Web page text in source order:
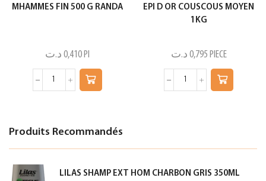
MHAMMES FIN 500 G RANDA
0,410 د.ت PI
EPI D OR COUSCOUS MOYEN
1KG
0,795 د.ت PIECE
Produits Recommandés
LILAS SHAMP EXT HOM CHARBON GRIS 350ML